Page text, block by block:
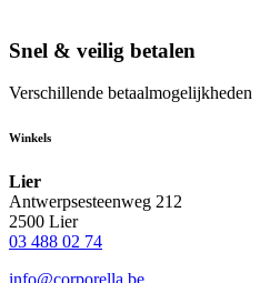
Snel & veilig betalen
Verschillende betaalmogelijkheden
Winkels
Lier
Antwerpsesteenweg 212
2500 Lier
03 488 02 74